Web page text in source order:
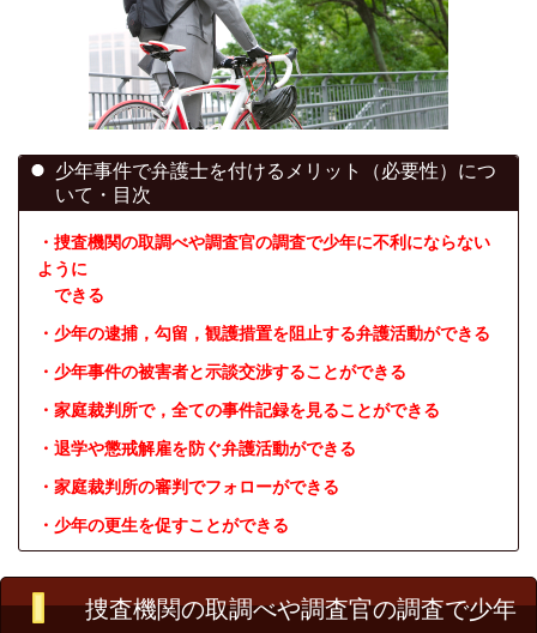
少年事件で弁護士を付けるメリット（必要性）につ
いて・目次
・捜査機関の取調べや調査官の調査で少年に不利にならない
ように
できる
・少年の逮捕，勾留，観護措置を阻止する弁護活動ができる
・少年事件の被害者と示談交渉することができる
・家庭裁判所で，全ての事件記録を見ることができる
・退学や懲戒解雇を防ぐ弁護活動ができる
・家庭裁判所の審判でフォローができる
・少年の更生を促すことができる
捜査機関の取調べや調査官の調査で少年